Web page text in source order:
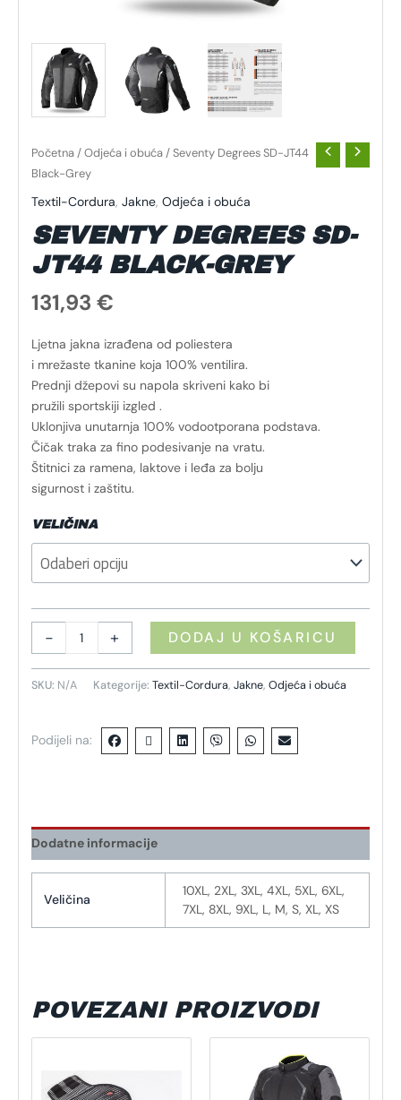
Početna /Odjeća i obuća / Seventy Degrees SD-JT44
Black-Grey
Textil-Cordura, Jakne, Odjeća i obuća
SEVENTY DEGREES SD-
JT44 BLACK-GREY
131,93 €
Ljetna jakna izrađena od poliestera
i mrežaste tkanine koja 100% ventilira.
Prednji džepovi su napola skriveni kako bi
pružili sportskiji izgled .
Uklonjiva unutarnja 100% vodootporana podstava.
Čičak traka za fino podesivanje na vratu.
Štitnici za ramena, laktove i leđa za bolju
sigurnost i zaštitu.
VELIČINA
- + DODAJ U KOŠARICU
SKU: N/A Kategorije: Textil-Cordura, Jakne, Odjeća i obuća
Podijeli na:
Dodatne informacije
Veličina
10XL, 2XL, 3XL, 4XL, 5XL, 6XL,
7XL, 8XL, 9XL, L, M, S, XL, XS
POVEZANI PROIZVODI
proizvod
ima